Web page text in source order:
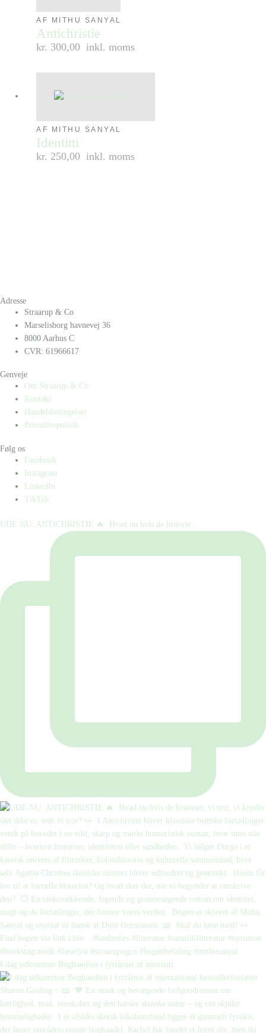
AF MITHU SANYAL
Antichristie
kr. 300,00 inkl. moms
AF MITHU SANYAL
Identitti
kr. 250,00 inkl. moms
Adresse
Straarup & Co
Marselisborg havnevej 36
8000 Aarhus C
CVR: 61966617
Genveje
Om Straarup & Co
Kontakt
Handelsbetingelser
Privatlivspolitik
Følg os
Facebook
Instagram
LinkedIn
TikTok
UDE NU: ANTICHRISTIE 🔥⁠ ⁠ Hvad nu hvis de historie
I dag udkommer Boghandlen i fyrtårnet af internati